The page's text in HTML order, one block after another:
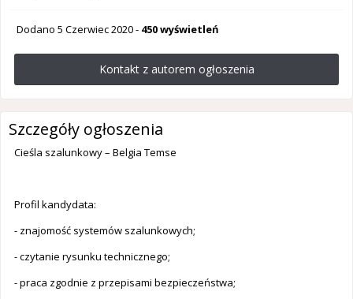
Dodano 5 Czerwiec 2020- 450 wyświetleń
Kontakt z autorem ogłoszenia
Szczegóły ogłoszenia
Cieśla szalunkowy – Belgia Temse
Profil kandydata:
- znajomość systemów szalunkowych;
- czytanie rysunku technicznego;
- praca zgodnie z przepisami bezpieczeństwa;